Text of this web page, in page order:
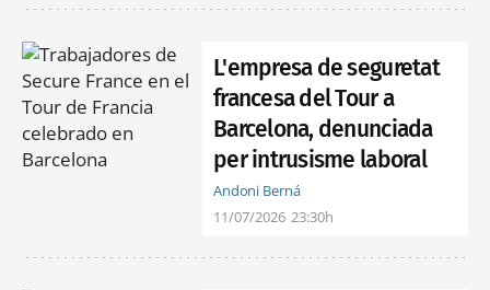
L'empresa de seguretat
francesa del Tour a
Barcelona, denunciada
per intrusisme laboral
Andoni Berná
11/07/2026 23:30h